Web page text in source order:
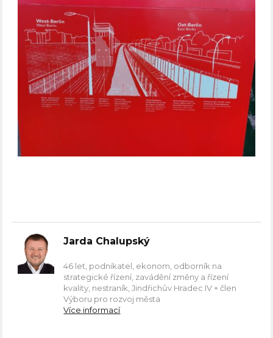
Jarda Chalupský
46 let, podnikatel, ekonom, odborník na
strategické řízení, zavádění změny a řízení
kvality, nestraník, Jindřichův Hradec IV + člen
Výboru pro rozvoj města
Více informací